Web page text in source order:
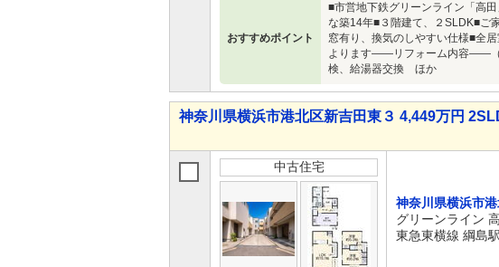
おすすめポイント
■市営地下鉄グリーンライン「高
な築14年■３階建て、２SLDK■ご
窓有り、換気のしやすい仕様■全
よります――リフォーム内容――（
検、給湯器交換 ほか
神奈川県横浜市港北区新吉田東３ 4,449万円
中古住宅
神奈川県横浜市
グリーンライン
東急東横線 綱島